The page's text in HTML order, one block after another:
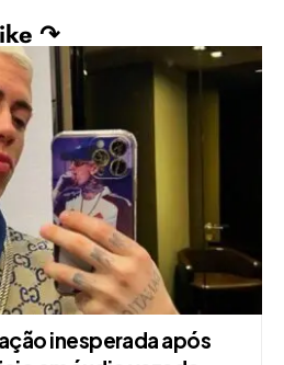
↷
inesperada após